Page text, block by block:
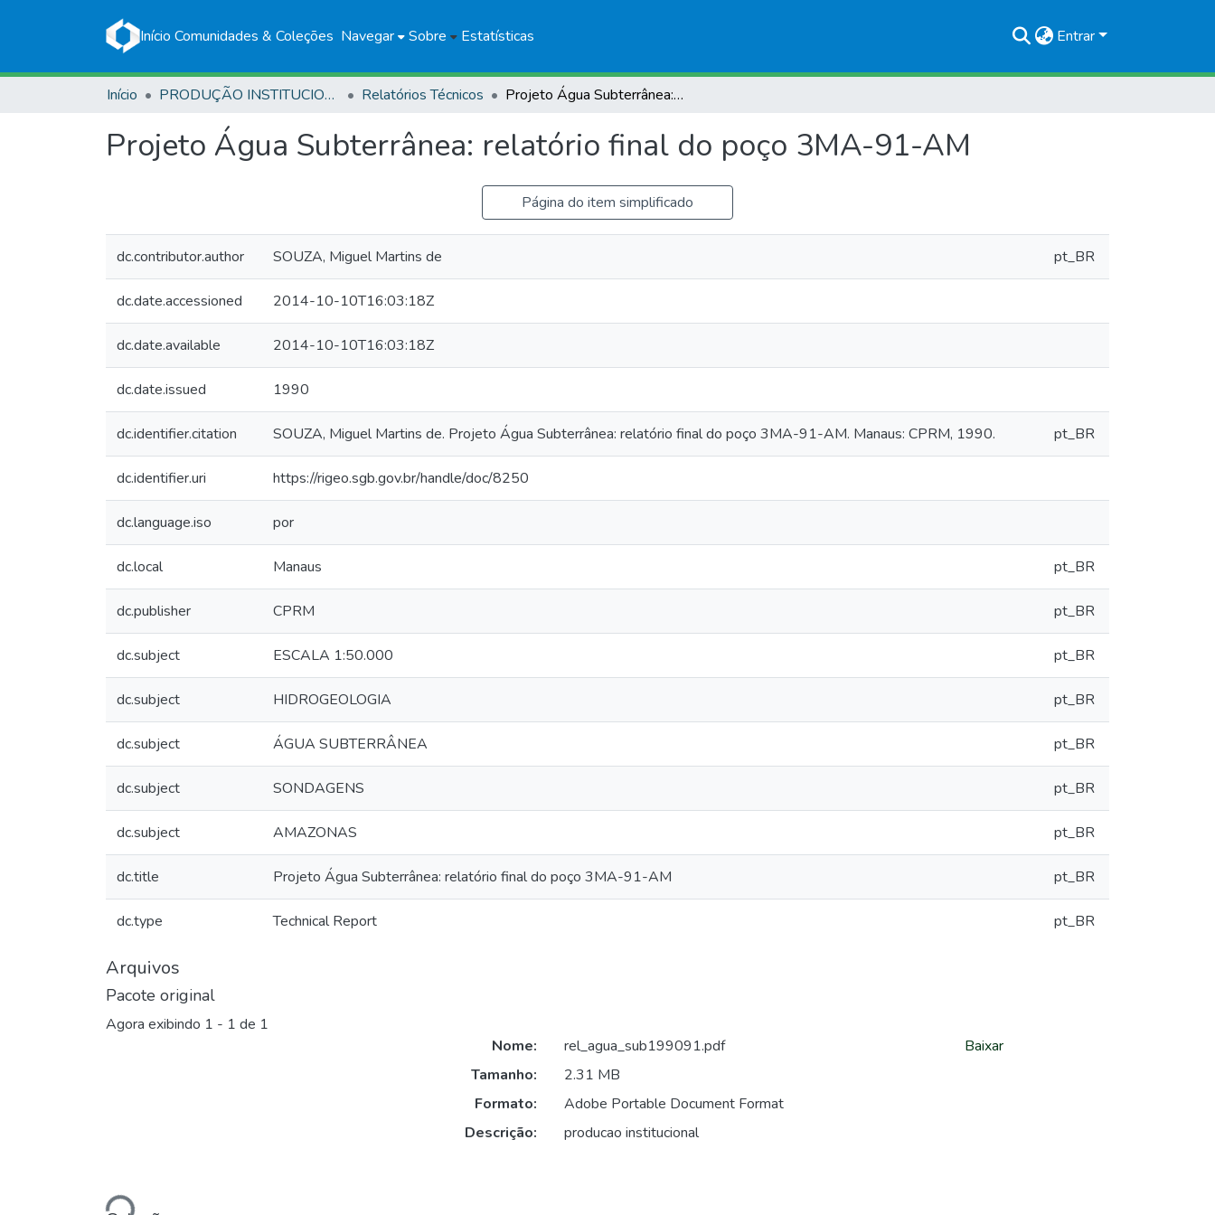
Início Comunidades & Coleções Navegar Sobre Estatísticas Entrar
Início PRODUÇÃO INSTITUCIONAL Relatórios Técnicos Projeto Água Subterrânea: relatório final do poço 3MA-91-AM
Projeto Água Subterrânea: relatório final do poço 3MA-91-AM
Página do item simplificado
dc.contributor.author SOUZA, Miguel Martins de pt_BR
dc.date.accessioned 2014-10-10T16:03:18Z
dc.date.available 2014-10-10T16:03:18Z
dc.date.issued 1990
dc.identifier.citation SOUZA, Miguel Martins de. Projeto Água Subterrânea: relatório final do poço 3MA-91-AM. Manaus: CPRM, 1990. pt_BR
dc.identifier.uri https://rigeo.sgb.gov.br/handle/doc/8250
dc.language.iso por
dc.local Manaus pt_BR
dc.publisher CPRM pt_BR
dc.subject ESCALA 1:50.000 pt_BR
dc.subject HIDROGEOLOGIA pt_BR
dc.subject ÁGUA SUBTERRÂNEA pt_BR
dc.subject SONDAGENS pt_BR
dc.subject AMAZONAS pt_BR
dc.title Projeto Água Subterrânea: relatório final do poço 3MA-91-AM pt_BR
dc.type Technical Report pt_BR
Arquivos
Pacote original
Agora exibindo 1 - 1 de 1
Carregando...
Nome:
rel_agua_sub199091.pdf
Tamanho:
2.31 MB
Formato:
Adobe Portable Document Format
Descrição:
producao institucional
Baixar